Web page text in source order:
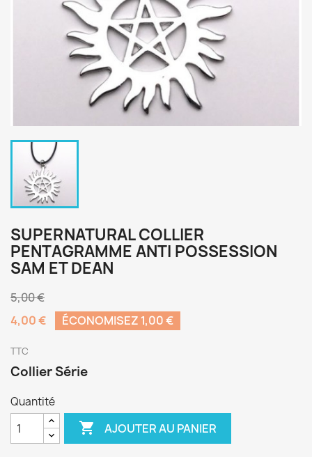
SUPERNATURAL COLLIER
PENTAGRAMME ANTI POSSESSION
SAM ET DEAN
5,00 €
4,00 €
ÉCONOMISEZ 1,00 €
TTC
Collier Série
Quantité
 AJOUTER AU PANIER